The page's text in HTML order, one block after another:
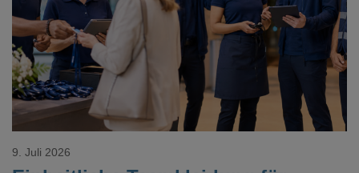
Loading...
9. Juli 2026